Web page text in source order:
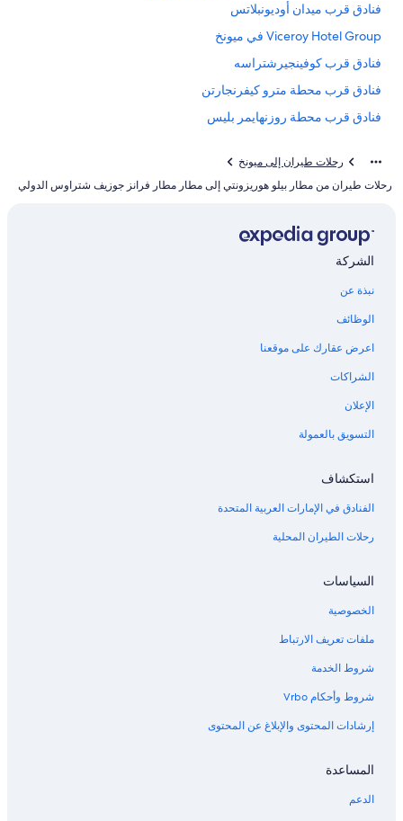
فنادق قرب ميدان أوديونبلاتس
Viceroy Hotel Group في ميونخ
فنادق قرب كوفينجيرشتراسه
فنادق قرب محطة مترو كيفرنجارتن
فنادق قرب محطة روزنهايمر بليس
فنادق Independent في ترودرينج ريم
فنادق قرب محطة مترو نوردفريدهوف
فنادق قرب مصنع فاينشتيفان للبيرة
رحلات طيران إلى ميونخ
رحلات طيران من مطار بيلو هوريزونتي إلى مطار مطار فرانز جوزيف شتراوس الدولي
الشركة
نبذة عن
الوظائف
اعرض عقارك على موقعنا
الشراكات
الإعلان
التسويق بالعمولة
استكشاف
الفنادق في الإمارات العربية المتحدة
رحلات الطيران المحلية
السياسات
الخصوصية
ملفات تعريف الارتباط
شروط الخدمة
شروط وأحكام Vrbo
إرشادات المحتوى والإبلاغ عن المحتوى
المساعدة
الدعم